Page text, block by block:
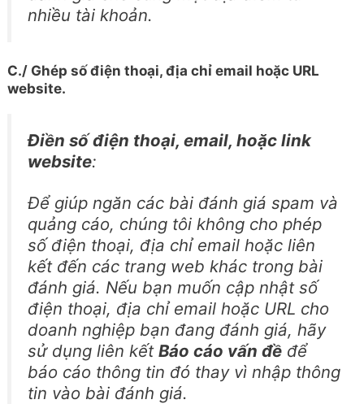
nhiều tài khoản.
C./ Ghép số điện thoại, địa chỉ email hoặc URL
website.
Điền số điện thoại, email, hoặc link
website:
Để giúp ngăn các bài đánh giá spam và
quảng cáo, chúng tôi không cho phép
số điện thoại, địa chỉ email hoặc liên
kết đến các trang web khác trong bài
đánh giá. Nếu bạn muốn cập nhật số
điện thoại, địa chỉ email hoặc URL cho
doanh nghiệp bạn đang đánh giá, hãy
sử dụng liên kết Báo cáo vấn đề để
báo cáo thông tin đó thay vì nhập thông
tin vào bài đánh giá.